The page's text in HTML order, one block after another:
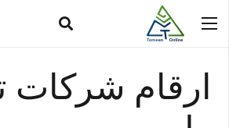
ارقام شركات